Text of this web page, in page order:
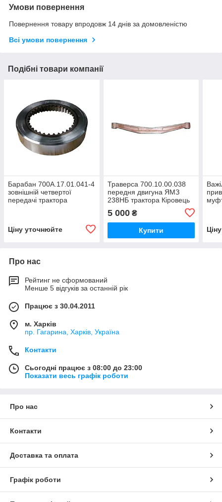
Умови повернення
Повернення товару впродовж 14 днів за домовленістю
Всі умови повернення
Подібні товари компанії
Барабан 700А.17.01.041-4
зовнішній четвертої
передачі трактора
Ціну уточнюйте
Траверса 700.10.00.038
передня двигуна ЯМЗ
238НБ трактора Кіровець
5 000₴
Купити
Про нас
Рейтинг не сформований
Менше 5 відгуків за останній рік
Працює з 30.04.2011
м. Харків
пр. Гагарина, Харків, Україна
Контакти
Сьогодні працює з 08:00 до 23:00
Показати весь графік роботи
Про нас
Контакти
Доставка та оплата
Графік роботи